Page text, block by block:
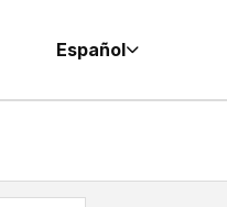
Español